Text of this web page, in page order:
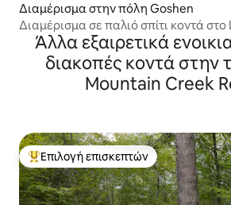
Διαμέρισμα στην πόλη Goshen
Διαμέρισμα σε παλιό σπίτι κοντά
Άλλα εξαιρετικά
διακοπές κοντά στην
Mountain Creek
Κορυφαία επιλογή επισκεπτών
Επιλογή επισκεπτών